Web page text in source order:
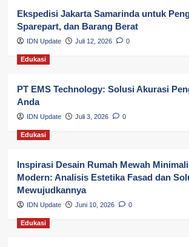
Layanan Publik Kabupaten Banyuasin
Nasional
Pemerintahan
Pendidikan
Perbankan & Keuangan
Perpajakan & Keuangan
Profil Wilayah Banyuasin
Sosial & Budaya
Sosial & Kesejahteraan
Ekspedisi Jakarta Samarinda untuk
Sparepart, dan Barang Berat
IDN Update Juli 12, 2026 0
Edukasi
PT EMS Technology: Solusi Akurasi
Anda
IDN Update Juli 3, 2026 0
Edukasi
Inspirasi Desain Rumah Mewah
Modern: Analisis Estetika Fasad dan
Mewujudkannya
IDN Update Juni 10, 2026 0
Edukasi